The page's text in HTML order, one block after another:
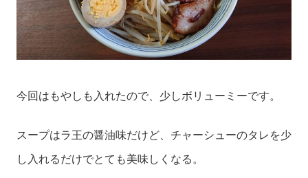
今回はもやしも入れたので、少しボリューミーです。
スープはラ王の醤油味だけど、チャーシューのタレを少
し入れるだけでとても美味しくなる。